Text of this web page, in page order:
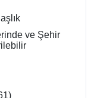
ve Şehir